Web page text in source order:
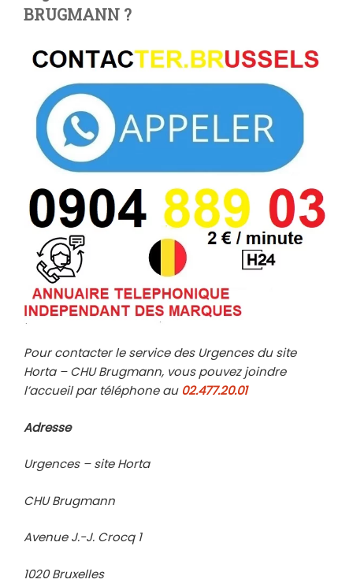
BRUGMANN ?
Pour contacter le service des Urgences du site
Horta – CHU Brugmann, vous pouvez joindre
l’accueil par téléphone au 02.477.20.01
Adresse
Urgences – site Horta
CHU Brugmann
Avenue J.-J. Crocq 1
1020 Bruxelles